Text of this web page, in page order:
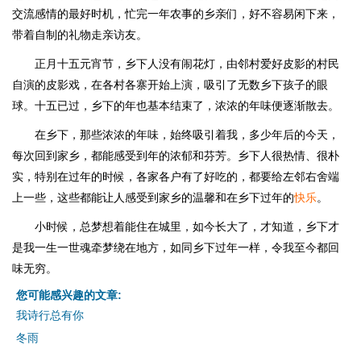
交流感情的最好时机，忙完一年农事的乡亲们，好不容易闲下来，
带着自制的礼物走亲访友。
正月十五元宵节，乡下人没有闹花灯，由邻村爱好皮影的村民
自演的皮影戏，在各村各寨开始上演，吸引了无数乡下孩子的眼
球。十五已过，乡下的年也基本结束了，浓浓的年味便逐渐散去。
在乡下，那些浓浓的年味，始终吸引着我，多少年后的今天，
每次回到家乡，都能感受到年的浓郁和芬芳。乡下人很热情、很朴
实，特别在过年的时候，各家各户有了好吃的，都要给左邻右舍端
上一些，这些都能让人感受到家乡的温馨和在乡下过年的快乐。
小时候，总梦想着能住在城里，如今长大了，才知道，乡下才
是我一生一世魂牵梦绕在地方，如同乡下过年一样，令我至今都回
味无穷。
您可能感兴趣的文章:
我诗行总有你
冬雨